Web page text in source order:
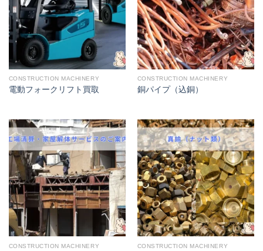
CONSTRUCTION MACHINERY
電動フォークリフト買取
CONSTRUCTION MACHINERY
銅パイプ（込銅）
CONSTRUCTION MACHINERY CONSTRUCTION MACHINERY